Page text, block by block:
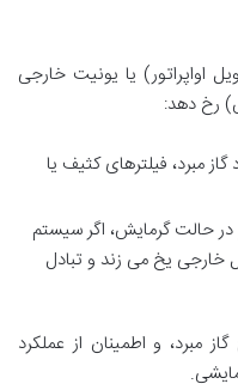
اواپراتور) یا یونیت خارجی
رخ دهد:
مبرد، فیلترهای کثیف یا
حالت گرمایش، اگر سیستم
خارجی یخ می زند و تبادل
مبرد، و اطمینان از عملکرد